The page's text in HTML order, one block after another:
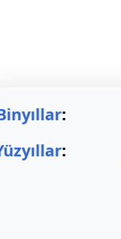
:
: